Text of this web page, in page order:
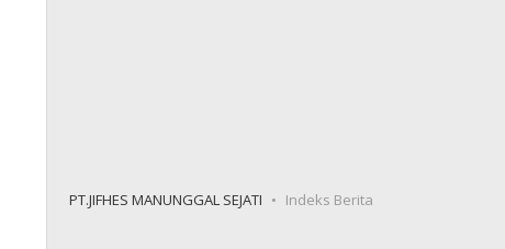
PT.JIFHES MANUNGGAL SEJATI Indeks Berita